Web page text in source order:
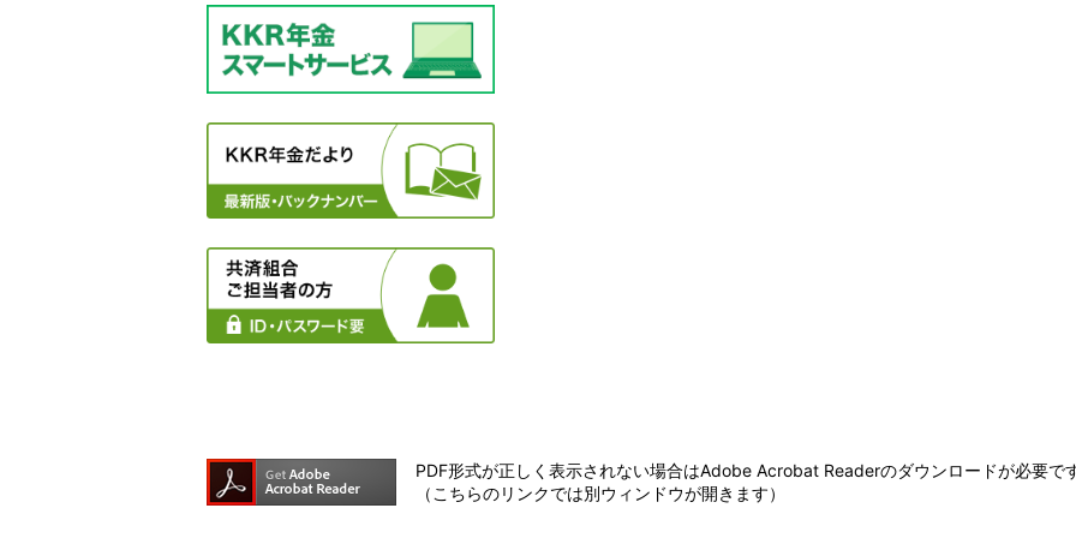
PDF形式が正しく表示されない場合はAdobe Acrobat Readerのダウンロードが必要で
（こちらのリンクでは別ウィンドウが開きます）